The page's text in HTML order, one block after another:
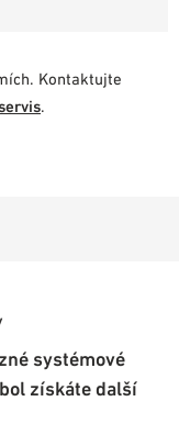
Kontaktujte
.
systémové
získáte další